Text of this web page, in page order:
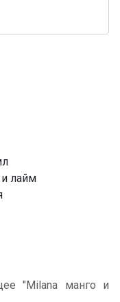
лайм
"Milana манго и